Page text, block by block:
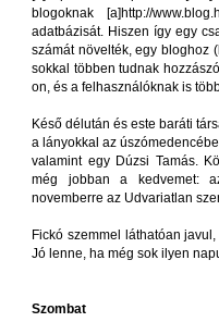
blogoknak [a]http://
adatbázisát. Hiszen így egy
számát növelték, egy bloghoz
sokkal többen tudnak
on, és a felhasználóknak is
Késő délután és este baráti
a lányokkal az
valamint egy Dúzsi Tamás.
még jobban a kedvemet:
novemberre az Udvariatlan
Fickó szemmel láthatóan
Jó lenne, ha még sok ilyen
Szombat